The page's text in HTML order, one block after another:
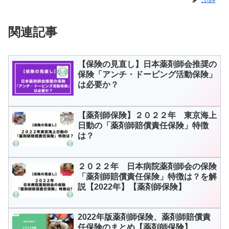
関連記事
【保険の見直し】日本薬剤師会推奨の
保険「アンチ・ドーピング活動保険」
は必要か？
【薬剤師保険】２０２２年 東京海上
日動の「薬剤師賠償責任保険」特徴
は？
２０２２年 日本病院薬剤師会の保険
「薬剤師賠償責任保険」特徴は？を解
説【2022年】【薬剤師保険】
2022年版薬剤師保険、薬剤師賠償責